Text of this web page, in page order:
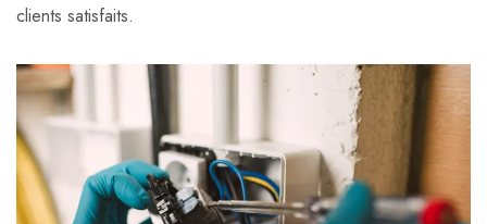
clients satisfaits.